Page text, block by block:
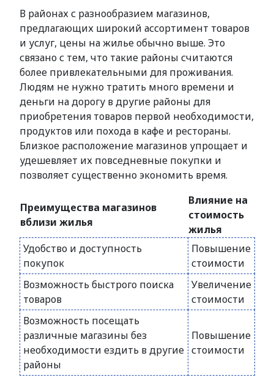
В районах с разнообразием магазинов,
предлагающих широкий ассортимент товаров
и услуг, цены на жилье обычно выше. Это
связано с тем, что такие районы считаются
более привлекательными для проживания.
Людям не нужно тратить много времени и
деньги на дорогу в другие районы для
приобретения товаров первой необходимости,
продуктов или похода в кафе и рестораны.
Близкое расположение магазинов упрощает и
удешевляет их повседневные покупки и
позволяет существенно экономить время.
Преимущества магазинов
вблизи жилья
Влияние на
стоимость
жилья
Удобство и доступность
покупок
Повышение
стоимости
Возможность быстрого поиска
товаров
Увеличение
стоимости
Возможность посещать
различные магазины без
необходимости ездить в другие
районы
Повышение
стоимости